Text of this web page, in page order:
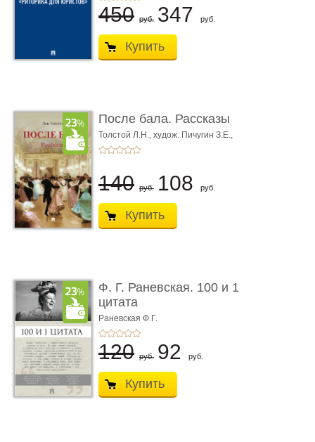
450 руб. 347 руб.
Купить
После бала. Рассказы
Толстой Л.Н., худож. Пичугин З.Е.,
худож. Лебедев А.И.,
140 руб. 108 руб.
Купить
Ф. Г. Раневская. 100 и 1
цитата
Раневская Ф.Г.
120 руб. 92 руб.
Купить